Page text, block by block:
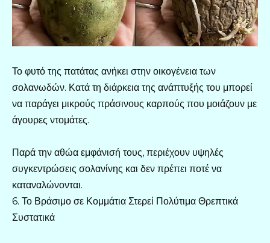
Το φυτό της πατάτας ανήκει στην οικογένεια των
σολανωδών. Κατά τη διάρκεια της ανάπτυξής του μπορεί
να παράγει μικρούς πράσινους καρπούς που μοιάζουν με
άγουρες ντομάτες.
Παρά την αθώα εμφάνισή τους, περιέχουν υψηλές
συγκεντρώσεις σολανίνης και δεν πρέπει ποτέ να
καταναλώνονται.
6. Το Βράσιμο σε Κομμάτια Στερεί Πολύτιμα Θρεπτικά
Συστατικά